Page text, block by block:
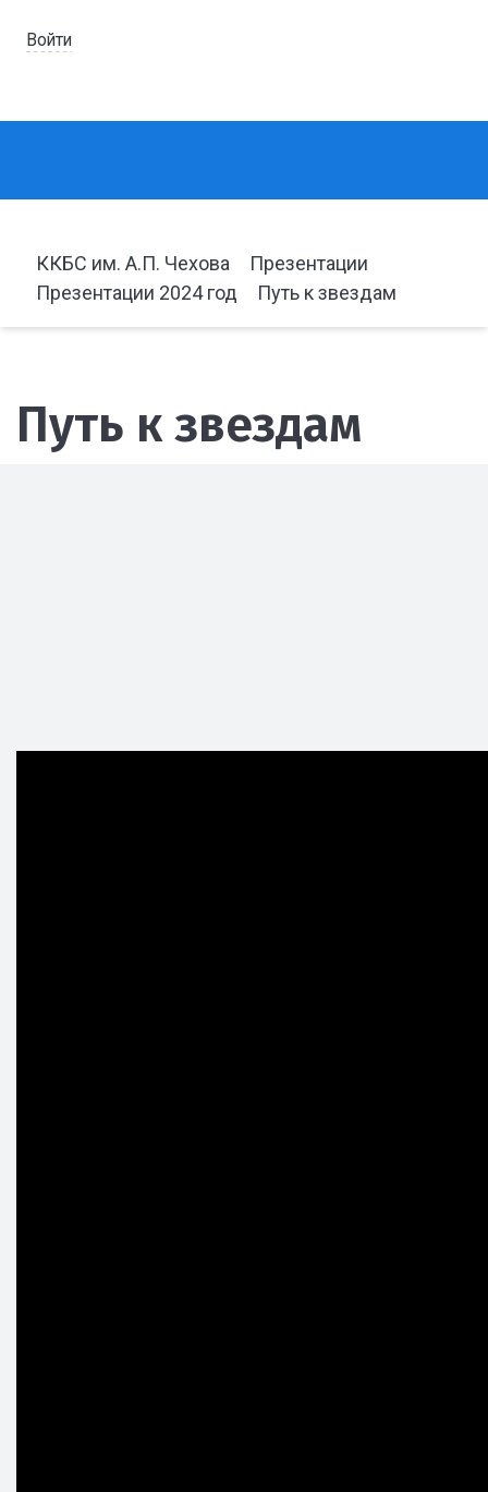
Войти
ККБС им. А.П. Чехова
Презентации
Презентации 2024 год
Путь к звездам
Путь к звездам